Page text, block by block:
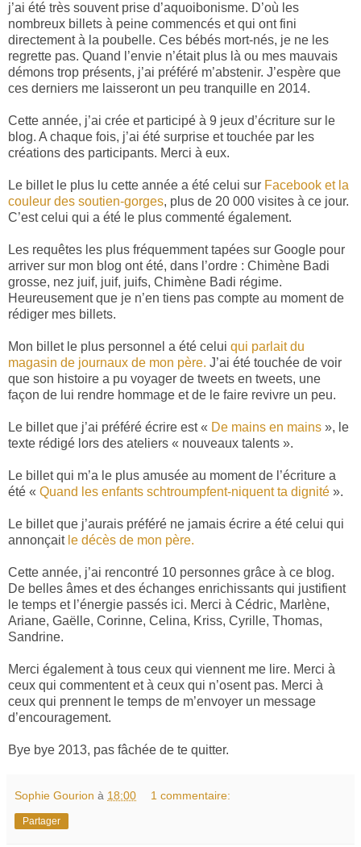
j’ai été très souvent prise d’aquoibonisme. D’où les
nombreux billets à peine commencés et qui ont fini
directement à la poubelle. Ces bébés mort-nés, je ne les
regrette pas. Quand l’envie n’était plus là ou mes mauvais
démons trop présents, j’ai préféré m’abstenir. J’espère que
ces derniers me laisseront un peu tranquille en 2014.
Cette année, j’ai crée et participé à 9 jeux d’écriture sur le
blog. A chaque fois, j’ai été surprise et touchée par les
créations des participants. Merci à eux.
Le billet le plus lu cette année a été celui sur Facebook et la
couleur des soutien-gorges, plus de 20 000 visites à ce jour.
C’est celui qui a été le plus commenté également.
Les requêtes les plus fréquemment tapées sur Google pour
arriver sur mon blog ont été, dans l’ordre : Chimène Badi
grosse, nez juif, juif, juifs, Chimène Badi régime.
Heureusement que je n’en tiens pas compte au moment de
rédiger mes billets.
Mon billet le plus personnel a été celui qui parlait du
magasin de journaux de mon père. J’ai été touchée de voir
que son histoire a pu voyager de tweets en tweets, une
façon de lui rendre hommage et de le faire revivre un peu.
Le billet que j’ai préféré écrire est « De mains en mains », le
texte rédigé lors des ateliers « nouveaux talents ».
Le billet qui m’a le plus amusée au moment de l’écriture a
été « Quand les enfants schtroumpfent-niquent ta dignité ».
Le billet que j’aurais préféré ne jamais écrire a été celui qui
annonçait le décès de mon père.
Cette année, j’ai rencontré 10 personnes grâce à ce blog.
De belles âmes et des échanges enrichissants qui justifient
le temps et l’énergie passés ici. Merci à Cédric, Marlène,
Ariane, Gaëlle, Corinne, Celina, Kriss, Cyrille, Thomas,
Sandrine.
Merci également à tous ceux qui viennent me lire. Merci à
ceux qui commentent et à ceux qui n’osent pas. Merci à
ceux qui prennent le temps de m’envoyer un message
d’encouragement.
Bye bye 2013, pas fâchée de te quitter.
Sophie Gourion à 18:00 1 commentaire:
Partager